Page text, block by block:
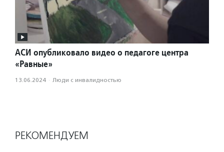
АСИ опубликовало видео о педагоге центра
«Равные»
13.06.2024 · Люди с инвалидностью
РЕКОМЕНДУЕМ